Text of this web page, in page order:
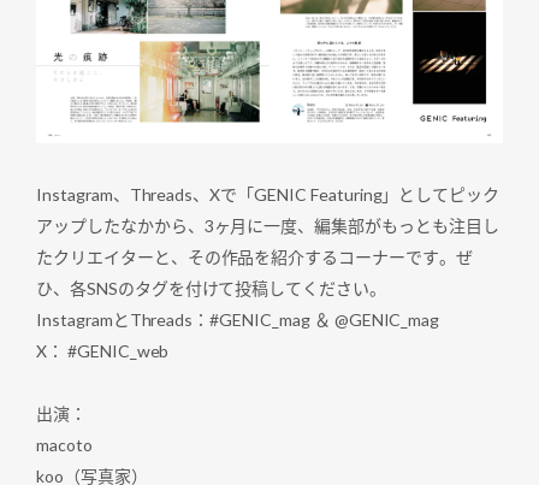
Instagram、Threads、Xで「GENIC Featuring」としてピック
アップしたなかから、3ヶ月に一度、編集部がもっとも注目し
たクリエイターと、その作品を紹介するコーナーです。ぜ
ひ、各SNSのタグを付けて投稿してください。
InstagramとThreads：#GENIC_mag ＆ @GENIC_mag
X： #GENIC_web
出演：
macoto
koo（写真家）